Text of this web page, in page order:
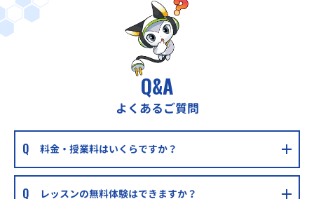
JR東海道本線、小田急江ノ島線、江ノ島電鉄 藤沢駅 徒歩5分
ハロー！パソコン教室ミスターマックス湘南藤沢校
JR藤沢駅・辻堂駅からバスで10分
Q&A
よくあるご質問
料金・授業料はいくらですか？
レッスンの無料体験はできますか？